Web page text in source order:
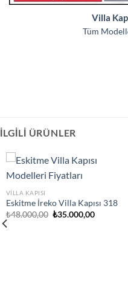
Villa
Tüm
İLGILI ÜRÜNLER
VILLA KAPISI
Eskitme İreko Villa Kapısı 318
₺48.000,00 Orijinal
₺35.000,00Şu